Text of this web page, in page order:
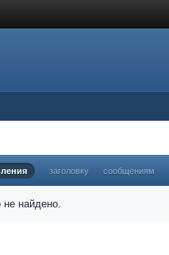
заголовку сообщениям
не найдено.